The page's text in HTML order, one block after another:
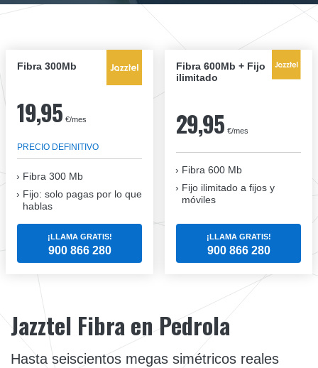
Fibra 300Mb
19,95 €/mes
PRECIO DEFINITIVO
Fibra 300 Mb
Fijo: solo pagas por lo que
hablas
¡LLAMA GRATIS!
900 866 280
Fibra 600Mb + Fijo
ilimitado
29,95 €/mes
Fibra 600 Mb
Fijo ilimitado a fijos y
móviles
¡LLAMA GRATIS!
900 866 280
Jazztel Fibra en Pedrola
Hasta seiscientos megas simétricos reales